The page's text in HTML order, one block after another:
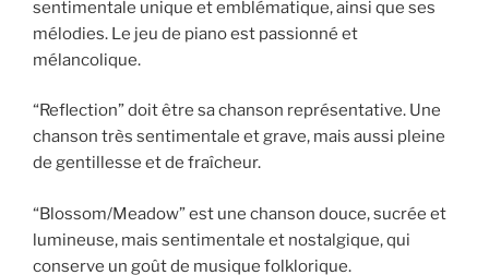
sentimentale unique et emblématique, ainsi que ses
mélodies. Le jeu de piano est passionné et
mélancolique.
“Reflection” doit être sa chanson représentative. Une
chanson très sentimentale et grave, mais aussi pleine
de gentillesse et de fraîcheur.
“Blossom/Meadow” est une chanson douce, sucrée et
lumineuse, mais sentimentale et nostalgique, qui
conserve un goût de musique folklorique.